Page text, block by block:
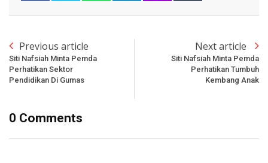
Previous article
Siti Nafsiah Minta Pemda
Perhatikan Sektor
Pendidikan Di Gumas
Next article
Siti Nafsiah Minta Pemda
Perhatikan Tumbuh
Kembang Anak
0 Comments